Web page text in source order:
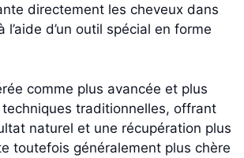
directement les cheveux dans
l’aide d’un outil spécial en forme
comme plus avancée et plus
traditionnelles, offrant
naturel et une récupération plus
toutefois généralement plus chère